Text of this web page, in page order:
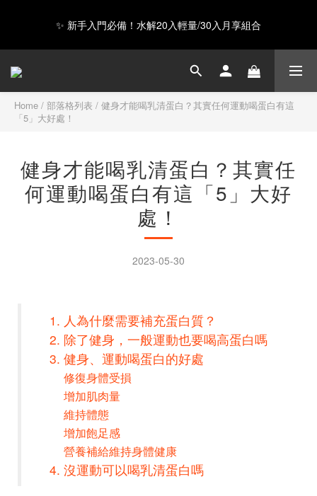
GAIA 超級蛋白全新上市，給你超級力量 ❤️
✨ 新手入門必備！水解20入輕量/30入月享組合
Happy Father's Day！指定商品輸入【LUVDAD】現享88折！點我
GAIA 超級蛋白全新上市，給你超級力量 ❤️
Home / 部落格列表 / 健身才能喝乳清蛋白？其實任何運動喝蛋白有這
「5」大好處！
健身才能喝乳清蛋白？其實任
何運動喝蛋白有這「5」大好
處！
2023-05-30
人為什麼需要補充蛋白質？
除了健身，一般運動也要喝高蛋白嗎
健身、運動喝蛋白的好處
修復身體受損
增加肌肉量
維持體態
增加飽足感
營養補給維持身體健康
沒運動可以喝乳清蛋白嗎